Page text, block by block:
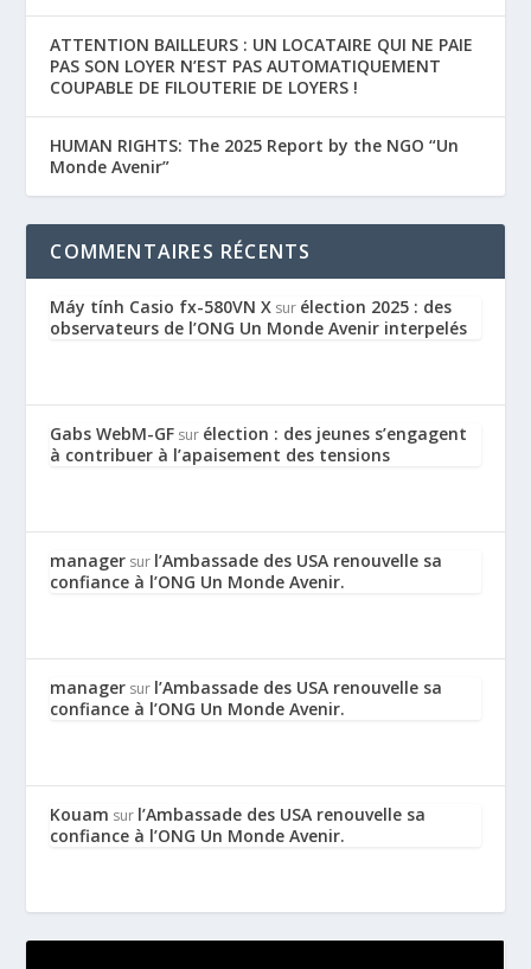
ATTENTION BAILLEURS : UN LOCATAIRE QUI NE PAIE
PAS SON LOYER N’EST PAS AUTOMATIQUEMENT
COUPABLE DE FILOUTERIE DE LOYERS !
HUMAN RIGHTS: The 2025 Report by the NGO “Un
Monde Avenir”
COMMENTAIRES RÉCENTS
Máy tính Casio fx-580VN X sur élection 2025 : des
observateurs de l’ONG Un Monde Avenir interpelés
Gabs WebM-GF sur élection : des jeunes s’engagent
à contribuer à l’apaisement des tensions
manager sur l’Ambassade des USA renouvelle sa
confiance à l’ONG Un Monde Avenir.
manager sur l’Ambassade des USA renouvelle sa
confiance à l’ONG Un Monde Avenir.
Kouam sur l’Ambassade des USA renouvelle sa
confiance à l’ONG Un Monde Avenir.